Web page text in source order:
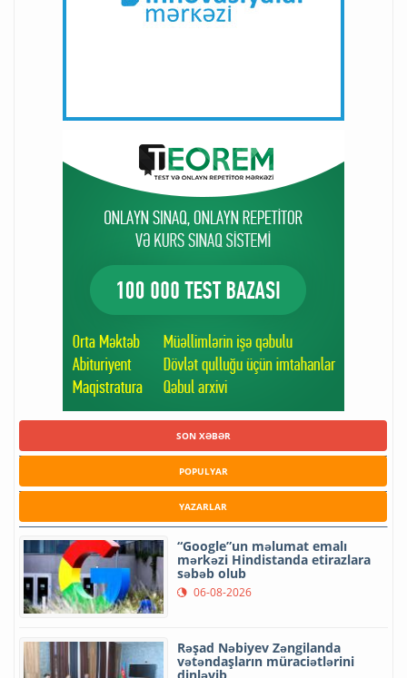
SON XƏBƏR
POPULYAR
YAZARLAR
“Google”un məlumat emalı
mərkəzi Hindistanda etirazlara
səbəb olub
06-08-2026
Rəşad Nəbiyev Zəngilanda
vətəndaşların müraciətlərini
dinləyib